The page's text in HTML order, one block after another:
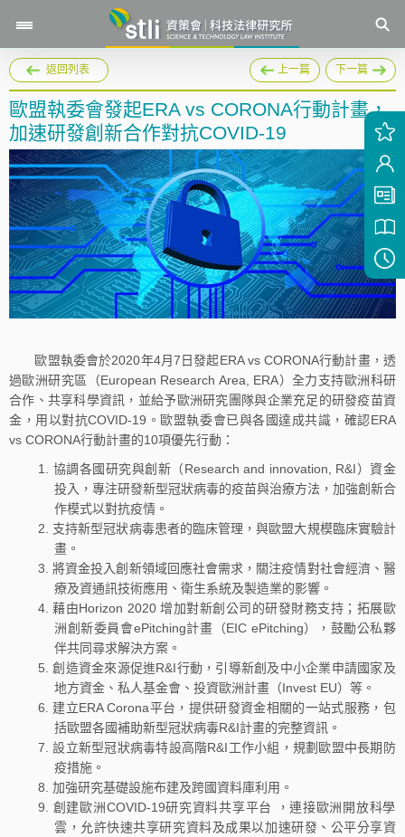
返回列表 上一篇 下一篇
歐盟執委會發起ERA vs CORONA行動計畫，
加速研發創新合作對抗COVID-19
歐盟執委會於2020年4月7日發起ERA vs CORONA行動計畫，透
過歐洲研究區（European Research Area, ERA）全力支持歐洲科研
合作、共享科學資訊，並給予歐洲研究團隊與企業充足的研發疫苗資
金，用以對抗COVID-19。歐盟執委會已與各國達成共識，確認ERA
vs CORONA行動計畫的10項優先行動：
協調各國研究與創新（Research and innovation, R&I）資金
投入，專注研發新型冠狀病毒的疫苗與治療方法，加強創新合
作模式以對抗疫情。
支持新型冠狀病毒患者的臨床管理，與歐盟大規模臨床實驗計
畫。
將資金投入創新領域回應社會需求，關注疫情對社會經濟、醫
療及資通訊技術應用、衛生系統及製造業的影響。
藉由Horizon 2020 增加對新創公司的研發財務支持；拓展歐
洲創新委員會ePitching計畫（EIC ePitching），鼓勵公私夥
伴共同尋求解決方案。
創造資金來源促進R&I行動，引導新創及中小企業申請國家及
地方資金、私人基金會、投資歐洲計畫（Invest EU）等。
建立ERA Corona平台，提供研發資金相關的一站式服務，包
括歐盟各國補助新型冠狀病毒R&I計畫的完整資訊。
設立新型冠狀病毒特設高階R&I工作小組，規劃歐盟中長期防
疫措施。
加強研究基礎設施布建及跨國資料庫利用。
創建歐洲COVID-19研究資料共享平台 ，連接歐洲開放科學
雲，允許快速共享研究資料及成果以加速研發、公平分享資